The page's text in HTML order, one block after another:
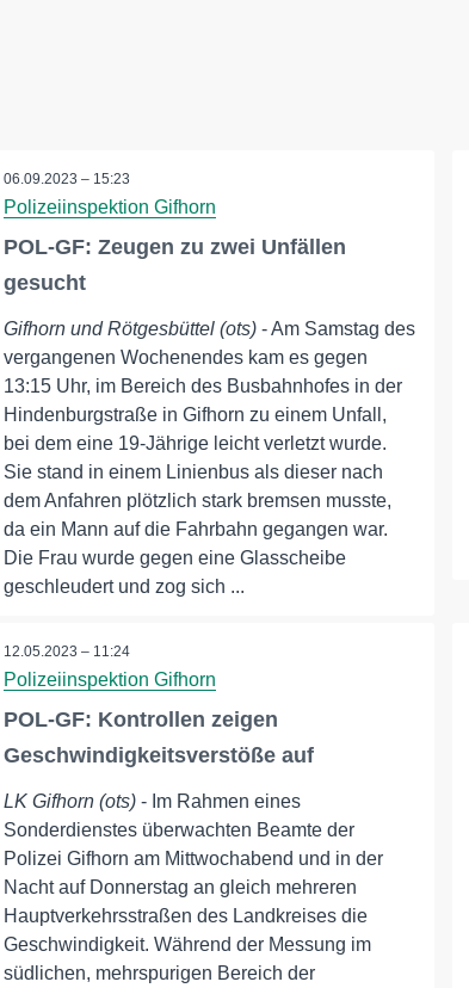
06.09.2023 – 15:23
Polizeiinspektion Gifhorn
POL-GF: Zeugen zu zwei Unfällen
gesucht
Gifhorn und Rötgesbüttel (ots)- Am Samstag des
vergangenen Wochenendes kam es gegen
13:15 Uhr, im Bereich des Busbahnhofes in der
Hindenburgstraße in Gifhorn zu einem Unfall,
bei dem eine 19-Jährige leicht verletzt wurde.
Sie stand in einem Linienbus als dieser nach
dem Anfahren plötzlich stark bremsen musste,
da ein Mann auf die Fahrbahn gegangen war.
Die Frau wurde gegen eine Glasscheibe
geschleudert und zog sich ...
12.05.2023 – 11:24
Polizeiinspektion Gifhorn
POL-GF: Kontrollen zeigen
Geschwindigkeitsverstöße auf
LK Gifhorn (ots)- Im Rahmen eines
Sonderdienstes überwachten Beamte der
Polizei Gifhorn am Mittwochabend und in der
Nacht auf Donnerstag an gleich mehreren
Hauptverkehrsstraßen des Landkreises die
Geschwindigkeit. Während der Messung im
südlichen, mehrspurigen Bereich der